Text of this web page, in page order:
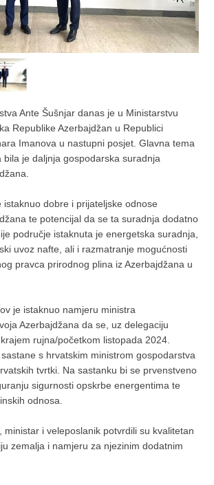
Ante Šušnjar danas je u Ministarstvu
Republike Azerbajdžan u Republici
Imanova u nastupni posjet. Glavna tema
bila je daljnja gospodarska suradnja
istaknuo dobre i prijateljske odnose
te potencijal da se ta suradnja dodatno
područje istaknuta je energetska suradnja,
uvoz nafte, ali i razmatranje mogućnosti
pravca prirodnog plina iz Azerbajdžana u
je istaknuo namjeru ministra
Azerbajdžana da se, uz delegaciju
rujna/početkom listopada 2024.
s hrvatskim ministrom gospodarstva
tvrtki. Na sastanku bi se prvenstveno
sigurnosti opskrbe energentima te
odnosa.
ministar i veleposlanik potvrdili su kvalitetan
zemalja i namjeru za njezinim dodatnim